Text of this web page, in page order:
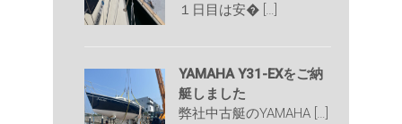
１日目は安� […]
YAMAHA Y31-EXをご納
艇しました
弊社中古艇のYAMAHA […]